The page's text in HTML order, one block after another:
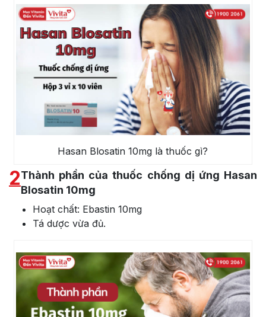
Hasan Blosatin 10mg là thuốc gì?
2Thành phần của thuốc chống dị ứng Hasan
Blosatin 10mg
Hoạt chất: Ebastin 10mg
Tá dược vừa đủ.